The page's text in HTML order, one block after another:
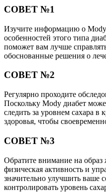
СОВЕТ №1
Изучите информацию о
особенностей этого типа
поможет вам лучше
обоснованные решения о
СОВЕТ №2
Регулярно проходите
Поскольку Mody диабет
следить за уровнем сахара в
здоровья, чтобы
СОВЕТ №3
Обратите внимание на
физическая активность и
значительно улучшить ваше
контролировать уровень